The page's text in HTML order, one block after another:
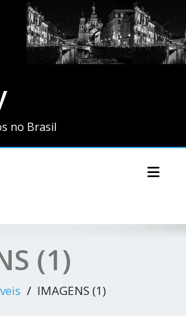
no Brasil
(1)
IMAGENS (1)